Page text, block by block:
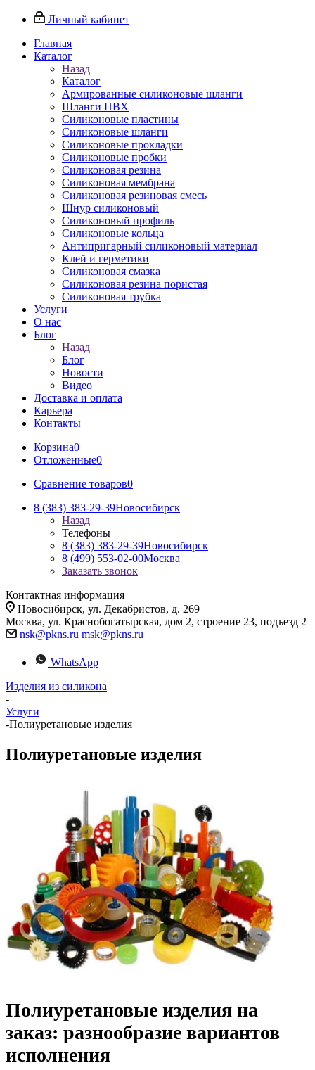
Личный кабинет
Главная
Каталог
Назад
Каталог
Армированные силиконовые шланги
Шланги ПВХ
Силиконовые пластины
Силиконовые шланги
Силиконовые прокладки
Силиконовые пробки
Силиконовая резина
Силиконовая мембрана
Силиконовая резиновая смесь
Шнур силиконовый
Силиконовый профиль
Силиконовые кольца
Антипригарный силиконовый материал
Клей и герметики
Силиконовая смазка
Силиконовая резина пористая
Силиконовая трубка
Услуги
О нас
Блог
Назад
Блог
Новости
Видео
Доставка и оплата
Карьера
Контакты
Корзина0
Отложенные0
Сравнение товаров0
8 (383) 383-29-39Новосибирск
Назад
Телефоны
8 (383) 383-29-39Новосибирск
8 (499) 553-02-00Москва
Заказать звонок
Контактная информация
Новосибирск, ул. Декабристов, д. 269
Москва, ул. Краснобогатырская, дом 2, строение 23, подъезд 2
nsk@pkns.ru msk@pkns.ru
WhatsApp
Изделия из силикона
-
Услуги
-Полиуретановые изделия
Полиуретановые изделия
Полиуретановые изделия на
заказ: разнообразие вариантов
исполнения